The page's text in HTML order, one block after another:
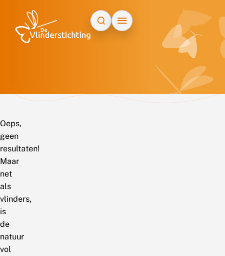
Oeps,
geen
resultaten!
Maar
net
als
vlinders,
is
de
natuur
vol